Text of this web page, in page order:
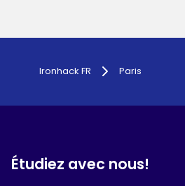
Ironhack FR Paris
Étudiez avec nous!